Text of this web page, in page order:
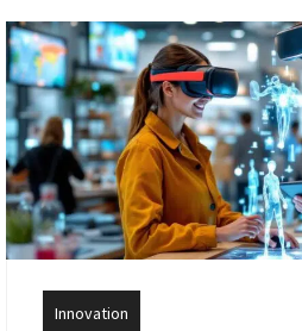
Innovation